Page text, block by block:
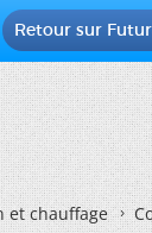
Retour sur
et chauffage